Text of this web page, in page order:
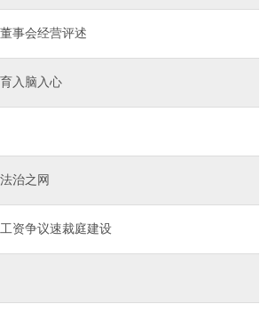
事会经营评述
入脑入心
治之网
资争议速裁庭建设